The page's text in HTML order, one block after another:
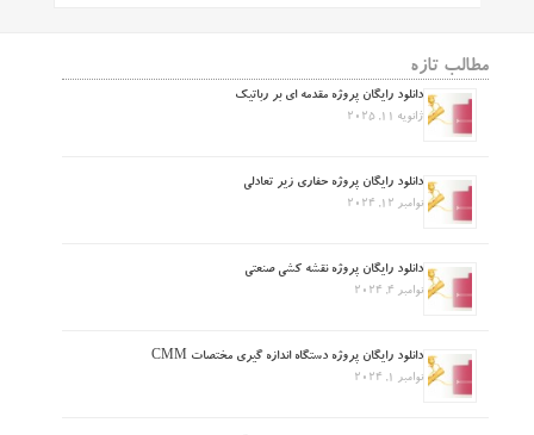
مطالب تازه
دانلود رایگان پروژه مقدمه ای بر رباتیک
ژانویه 11, 2025
دانلود رایگان پروژه حفاری زیر تعادلی
نوامبر 12, 2024
دانلود رایگان پروژه نقشه کشی صنعتی
نوامبر 4, 2024
دانلود رایگان پروژه دستگاه اندازه گیری مختصات CMM
نوامبر 1, 2024